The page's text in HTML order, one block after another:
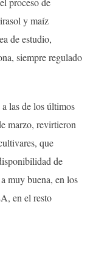
y maíz
de estudio,
siempre regulado
las de los últimos
marzo, revirtieron
que
de
muy buena, en los
en el resto